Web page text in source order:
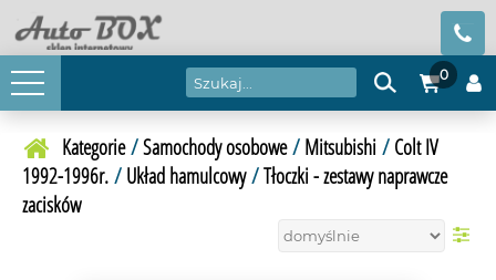
0
Kategorie/Samochody osobowe/ Mitsubishi / Colt IV
1992-1996r. / Układ hamulcowy/Tłoczki - zestawy naprawcze
zacisków